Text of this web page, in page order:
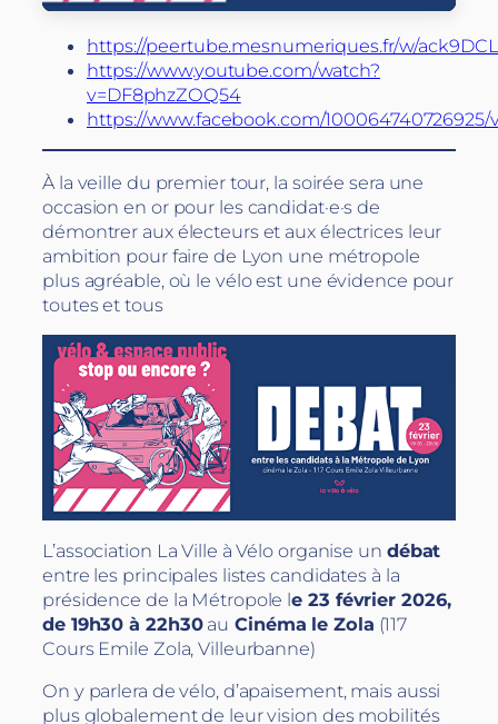
https://peertube.mesnumeriques.fr/w/
https://www.youtube.com/watch?
v=DF8phzZOQ54
https://www.facebook.com/100064740726925/
À la veille du premier tour, la soirée sera une
occasion en or pour les candidat·e·s de
démontrer aux électeurs et aux électrices leur
ambition pour faire de Lyon une métropole
plus agréable, où le vélo est une évidence pour
toutes et tous
L’association La Ville à Vélo organise un débat
entre les principales listes candidates à la
présidence de la Métropole le 23 février 2026,
de 19h30 à 22h30au Cinéma le Zola (117
Cours Emile Zola, Villeurbanne)
On y parlera de vélo, d’apaisement, mais aussi
plus globalement de leur vision des mobilités